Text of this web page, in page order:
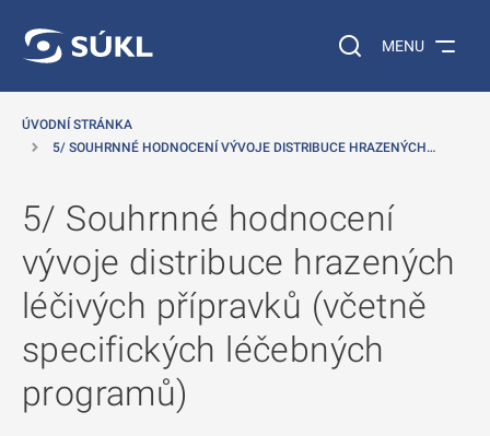
Vyhledávání na
MENU
ÚVODNÍ STRÁNKA
5/ SOUHRNNÉ HODNOCENÍ VÝVOJE DISTRIBUCE HRAZENÝCH…
5/ Souhrnné hodnocení
vývoje distribuce hrazených
léčivých přípravků (včetně
specifických léčebných
programů)